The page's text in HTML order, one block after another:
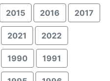
2015 2016 2017
2021 2022
1990 1991